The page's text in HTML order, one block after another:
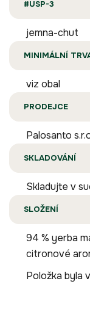
#USP-3
jemna-chut
MINIMÁLNÍ
viz obal
PRODEJCE
Palosanto
SKLADOVÁNÍ
Skladujte v
SLOŽENÍ
94 % yerba
citronové
Položka byla